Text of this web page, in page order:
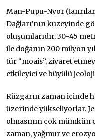
Man-Pupu-Nyor
Dağları’nın kuzeyinde
oluşumlarıdır. 30-45
ile doğanın 200 milyon
tür “moais”, ziyaret
etkileyici ve büyülü
Rüzgarın zaman içinde
üzerinde yükseliyorlar.
olmasının çok mümkün
zaman, yağmur ve